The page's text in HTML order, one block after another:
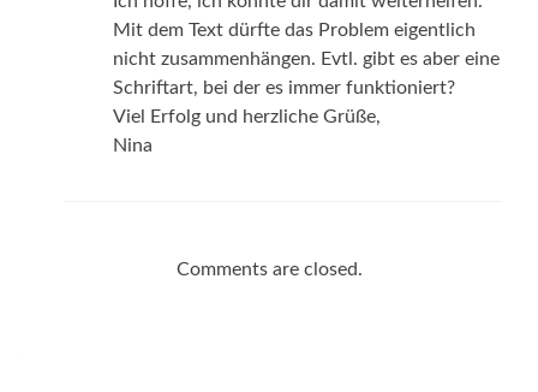
Mit dem Text dürfte das Problem eigentlich
nicht zusammenhängen. Evtl. gibt es aber eine
Schriftart, bei der es immer funktioniert?
Viel Erfolg und herzliche Grüße,
Nina
Comments are closed.